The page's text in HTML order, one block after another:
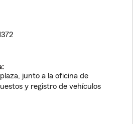
junto a la oficina de
y registro de vehículos